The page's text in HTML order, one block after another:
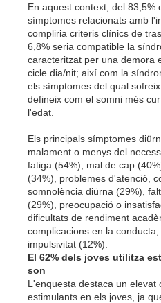
En aquest context, del 83,5%
símptomes relacionats amb
compliria criteris clínics de
6,8% seria compatible la
caracteritzat per una demora
cicle dia/nit; així com la
els símptomes del qual
defineix com el somni més
l'edat.
Els principals símptomes
malament o menys del
fatiga (54%), mal de cap
(34%), problemes d'atenció,
somnolència diürna (29%),
(29%), preocupació o
dificultats de rendiment
complicacions en la
impulsivitat (12%).
El 62% dels joves utilitza
son
L'enquesta destaca un elevat
estimulants en els joves, ja